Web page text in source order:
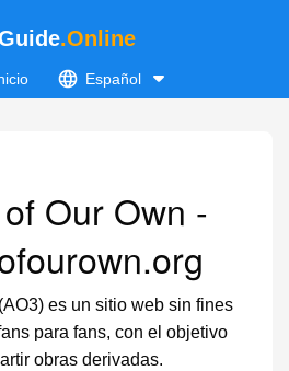
.Online
Español
Our Own -
es un sitio web sin fines
para fans, con el objetivo
obras derivadas.